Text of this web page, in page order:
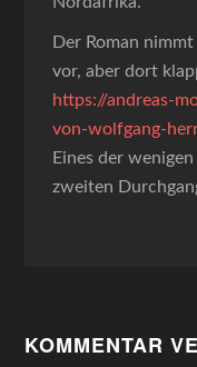
Der Roman
vor, aber dort
https://andreas-
von-wolfgang-
Eines der
zweiten
KOMMENTAR